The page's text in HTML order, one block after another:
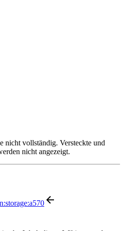
nicht vollständig. Versteckte und
nicht angezeigt.